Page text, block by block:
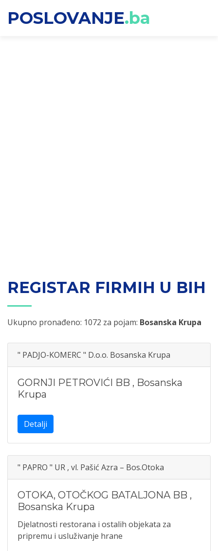
POSLOVANJE.ba
REGISTAR FIRMIH U BIH
Ukupno pronađeno: 1072 za pojam: Bosanska Krupa
" PADJO-KOMERC " D.o.o. Bosanska Krupa
GORNJI PETROVIĆI BB , Bosanska
Krupa
Detalji
" PAPRO " UR , vl. Pašić Azra – Bos.Otoka
OTOKA, OTOČKOG BATALJONA BB ,
Bosanska Krupa
Djelatnosti restorana i ostalih objekata za
pripremu i usluživanje hrane